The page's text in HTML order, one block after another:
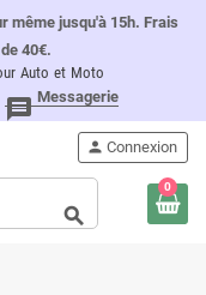
même jusqu'à 15h. Frais
40€.
Auto et Moto
message Messagerie
person Connexion
search
0